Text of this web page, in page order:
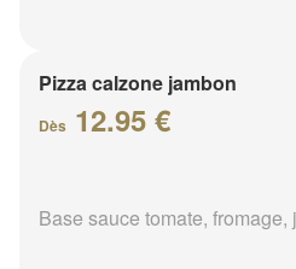
Pizza calzone jambon
Dès 12.95 €
Base sauce tomate, fromage,